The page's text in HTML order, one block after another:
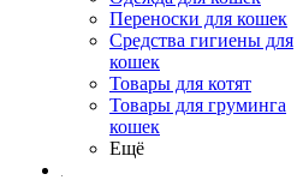
Переноски для кошек
Средства гигиены для
кошек
Товары для котят
Товары для груминга
кошек
Ещё